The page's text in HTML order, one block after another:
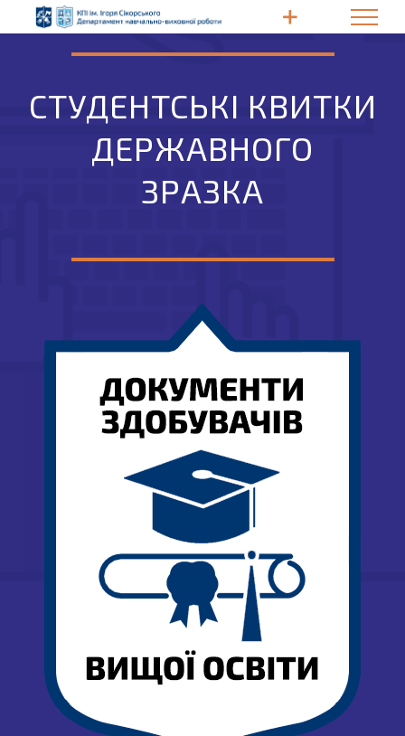
to
СТУДЕНТСЬКІ КВИТКИ
ДЕРЖАВНОГО
ЗРАЗКА